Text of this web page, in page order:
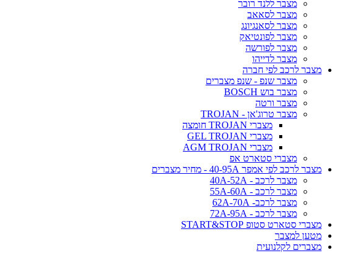
מצבר ללנד רובר
מצבר לסאאב
מצבר לסאנגיונג
מצבר לפונטיאק
מצבר לפורשה
מצבר לדייהו
מצבר לרכב לפי חברה
מצבר שנפ - שנפ מצברים
מצבר בוש BOSCH
מצבר ורטה
מצבר טרוג'אן - TROJAN
מצברי TROJAN חומצה
מצברי GEL TROJAN
מצברי AGM TROJAN
מצברי סטארט אפ
מצבר לרכב לפי אמפר 40-95A - מחיר מצברים
מצבר לרכב - 40A-52A
מצבר לרכב - 55A-60A
מצבר לרכב- 62A-70A
מצבר לרכב - 72A-95A
מצברי סטארט סטופ START&STOP
מטען למצבר
מצברים לקלנועית